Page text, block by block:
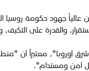
جهود حكومة روسيا
والقدرة على التكيف،
معتبراً أن
آمن ومستدام".